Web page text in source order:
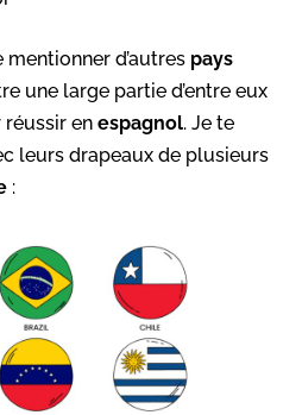
d’autres pays
une large partie d’entre eux
en espagnol. Je te
leurs drapeaux de plusieurs
: